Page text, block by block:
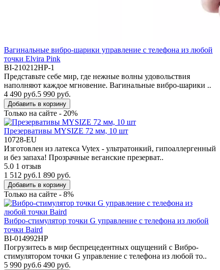
Вагинальные вибро-шарики управление с телефона из любой
точки Elvira Pink
BI-210212HP-1
Представьте себе мир, где нежные волны удовольствия
наполняют каждое мгновение. Вагинальные вибро-шарики ..
4 490 руб.5 990 руб.
Добавить в корзину
Только на сайте - 20%
Презервативы MYSIZE 72 мм, 10 шт
10728-EU
Изготовлен из латекса Vytex - ультратонкий, гипоаллергенный
и без запаха! Прозрачные веганские презерват..
5.0 1 отзыв
1 512 руб.1 890 руб.
Добавить в корзину
Только на сайте - 8%
Вибро-стимулятор точки G управление с телефона из любой
точки Baird
BI-014992HP
Погрузитесь в мир беспрецедентных ощущений с Вибро-
стимулятором точки G управление с телефона из любой то..
5 990 руб.6 490 руб.